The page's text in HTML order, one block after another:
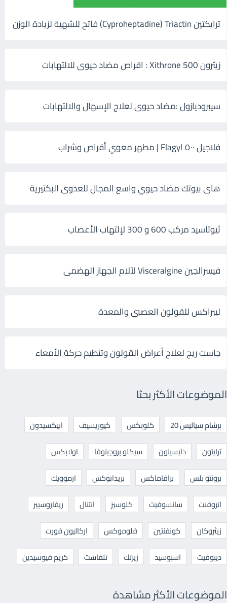
ترايكتين Cyproheptadine) Triactin) فاتح للشهية لزيادة الوزن
زيثرون 500 Xithrone : اقراص مضاد حيوى للالتهابات
سيبروديازول :مضاد حيوى لعلاج الإسهال والالتهابات
فلاجيل ٥٠٠ Flagyl | مطهر معوي أقراص وشراب
هاى بيوتك مضاد حيوي واسع المجال للعدوى البكتيرية
ثيوتاسيد مركب 600 و 300 لإلتهاب الأعصاب
فيسرالجين Visceralgine لآلام الجهاز الهضمى
ليبراكس للقولون العصبي والمعدة
جاست ريج لعلاج أعراض القولون وتنظيم حركة الأمعاء
الموضوعات الأكثر بحثا
برشام سياليس 20 كلوبكس كيوريسيف
ابيكسيدون
ترايتون
دايسينون سيكلو بروجينوفا
اولابكس
برونتو بلس
برافاماكس بريدابوكس
ارموويك
اتروفنت
سانسوفيت كلوسيز انتنال
ريفاروسبير
زيثروكان
كونفنتين فلوموكس
اركاليون فورت
ديبوفيت
اسبوسيد زيرتك تلفاست كريم فيوسيدين
الموضوعات الأكثر مشاهدة